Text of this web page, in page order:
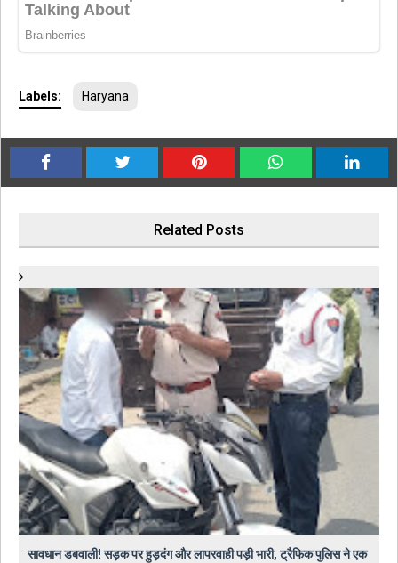
Labels: Haryana
Related Posts
सावधान डबवाली! सड़क पर हुड़दंग और लापरवाही पड़ी भारी, ट्रैफिक पुलिस ने एक